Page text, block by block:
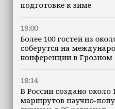
подготовке к зиме
19:00
Более 100 гостей из
соберутся на
конференции в Грозном
18:14
В России создано около
маршрутов научно-